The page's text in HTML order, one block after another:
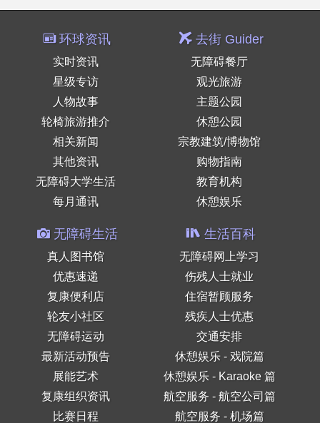
环球资讯
实时资讯
星级专访
人物故事
轮椅旅游推介
相关新闻
其他资讯
无障碍大学生活
每月通讯
去街 Guider
无障碍餐厅
观光旅游
主题公园
休憩公园
宗教建筑/博物馆
购物指南
教育机构
休憩娱乐
无障碍生活
真人图书馆
优惠速递
复康便利店
轮友小社区
无障碍运动
最新活动预告
展能艺术
复康组织资讯
比赛日程
生活百科
无障碍网上学习
伤残人士就业
住宿暂顾服务
残疾人士优惠
交通安排
休憩娱乐 - 戏院篇
休憩娱乐 - Karaoke 篇
航空服务 - 航空公司篇
航空服务 - 机场篇